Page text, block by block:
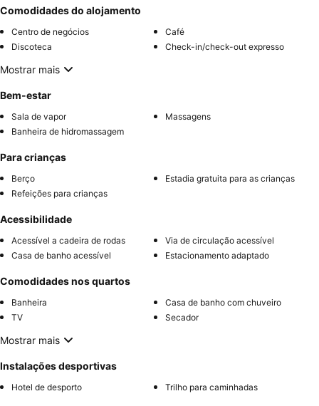
Comodidades do alojamento
Centro de negócios
Café
Discoteca
Check-in/check-out expresso
Mostrar mais
Bem-estar
Sala de vapor
Massagens
Banheira de hidromassagem
Para crianças
Berço
Estadia gratuita para as crianças
Refeições para crianças
Acessibilidade
Acessível a cadeira de rodas
Via de circulação acessível
Casa de banho acessível
Estacionamento adaptado
Comodidades nos quartos
Banheira
Casa de banho com chuveiro
TV
Secador
Mostrar mais
Instalações desportivas
Hotel de desporto Trilho para caminhadas